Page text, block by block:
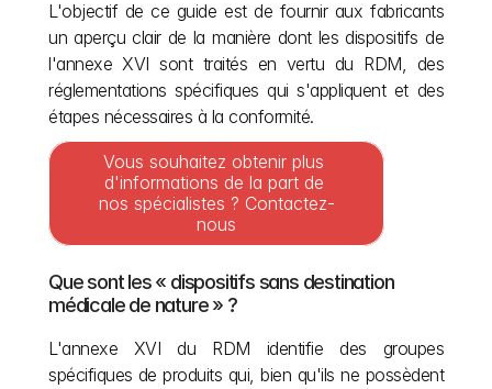
L'objectif de ce guide est de fournir aux fabricants
un aperçu clair de la manière dont les dispositifs de
l'annexe XVI sont traités en vertu du RDM, des
réglementations spécifiques qui s'appliquent et des
étapes nécessaires à la conformité.
Vous souhaitez obtenir plus
d'informations de la part de
nos spécialistes ? Contactez-
nous
Que sont les « dispositifs sans destination
médicale de nature » ?
L'annexe XVI du RDM identifie des groupes
spécifiques de produits qui, bien qu'ils ne possèdent